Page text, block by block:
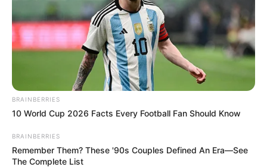
BRAINBERRIES
10 World Cup 2026 Facts Every Football Fan Should Know
BRAINBERRIES
Remember Them? These '90s Couples Defined An Era—See
The Complete List